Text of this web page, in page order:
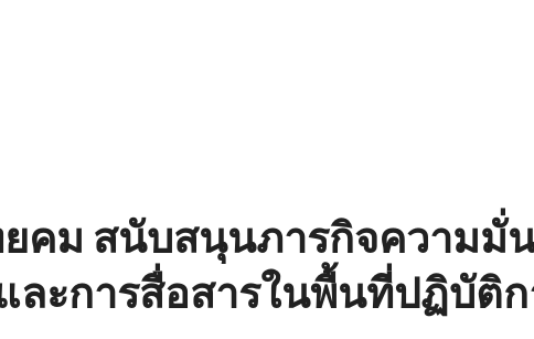
ยคม สนับสนุนภารกิจความ
ละการสื่อสารในพื้นที่ปฏิบัติ